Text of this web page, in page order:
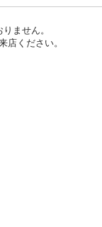
ません。
店ください。